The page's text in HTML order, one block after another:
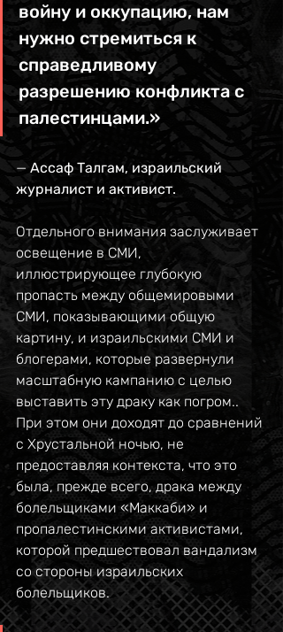
войну и оккупацию, нам
нужно стремиться к
справедливому
разрешению конфликта с
палестинцами.»
— Ассаф Талгам, израильский
журналист и активист.
Отдельного внимания заслуживает
освещение в СМИ,
иллюстрирующее глубокую
пропасть между общемировыми
СМИ, показывающими общую
картину, и израильскими СМИ и
блогерами, которые развернули
масштабную кампанию с целью
выставить эту драку как погром..
При этом они доходят до сравнений
с Хрустальной ночью, не
предоставляя контекста, что это
была, прежде всего, драка между
болельщиками «Маккаби» и
пропалестинскими активистами,
которой предшествовал вандализм
со стороны израильских
болельщиков.